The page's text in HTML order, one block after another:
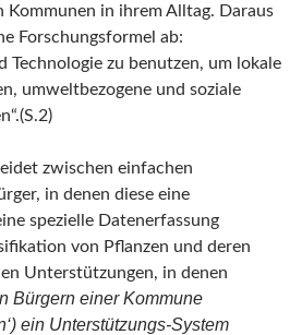
in ihrem Alltag. Daraus
Forschungsformel ab:
Technologie zu benutzen, um lokale
umweltbezogene und soziale
zwischen einfachen
in denen diese eine
spezielle Datenerfassung
von Pflanzen und deren
Unterstützungen, in denen
Bürgern einer Kommune
ein Unterstützungs-System